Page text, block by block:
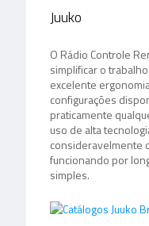
Juuko
O Rádio Controle
simplificar o
excelente
configurações
praticamente
uso de alta
consideravelmente
funcionando por
simples.